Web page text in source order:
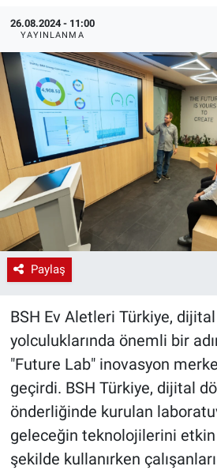
26.08.2024 - 11:00
YAYINLANMA
Paylaş
BSH Ev Aletleri Türkiye,
yolculuklarında önemli bir
"Future Lab" inovasyon
geçirdi. BSH Türkiye, dijital
önderliğinde kurulan
geleceğin teknolojilerini
şekilde kullanırken
Endüstri 4.0 Uygulamaları
Ağır Sanayi Çözümleri